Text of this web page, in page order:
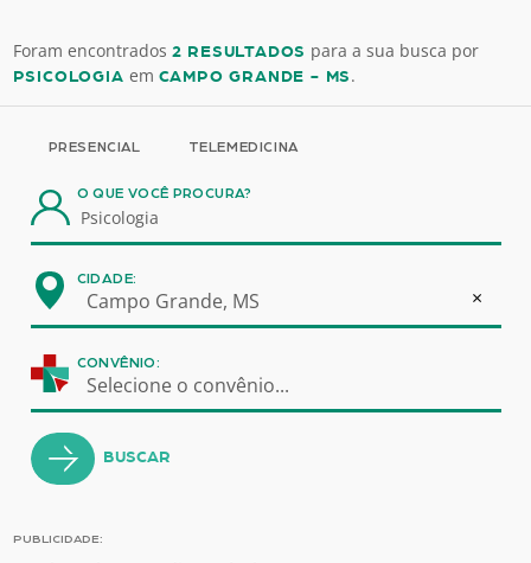
Foram encontrados 2 RESULTADOS para a sua busca por
PSICOLOGIA em CAMPO GRANDE - MS .
PRESENCIAL TELEMEDICINA
O QUE VOCÊ PROCURA?
CIDADE:
×
Campo Grande, MS
CONVÊNIO:
Selecione o convênio...
BUSCAR
PUBLICIDADE: